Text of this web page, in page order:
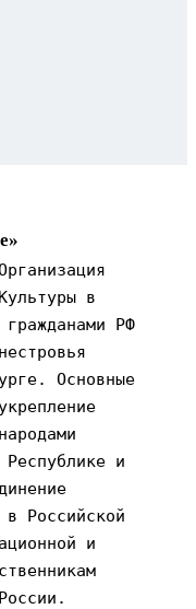
в
РФ
Основные
Республике и
в Российской
и